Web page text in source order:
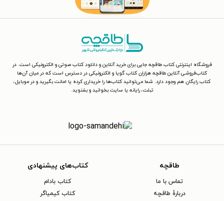
فروشگاه اینترنتی کتاب طاقچه جایی برای خرید آنلاین و دانلود کتاب صوتی و الکترونیکی است. در
کتاب‌فروشی آنلاین طاقچه هزاران کتاب گویا و الکترونیکی در دسترس است که در میان آن‌ها
کتاب رایگان هم وجود دارد. شما می‌توانید کتاب‌ها را خریداری کرده یا امانت بگیرید و در موبایل،
تبلت، رایانه یا سایت بخوانید و بشنوید.
طاقچه
تماس با ما
دربارهٔ طاقچه
کتاب‌های پیشنهادی
کتاب بادام
کتاب کیمیاگر